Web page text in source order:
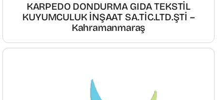
KARPEDO DONDURMA GIDA TEKSTİL
KUYUMCULUK İNŞAAT SA.TİC.LTD.ŞTİ –
Kahramanmaraş